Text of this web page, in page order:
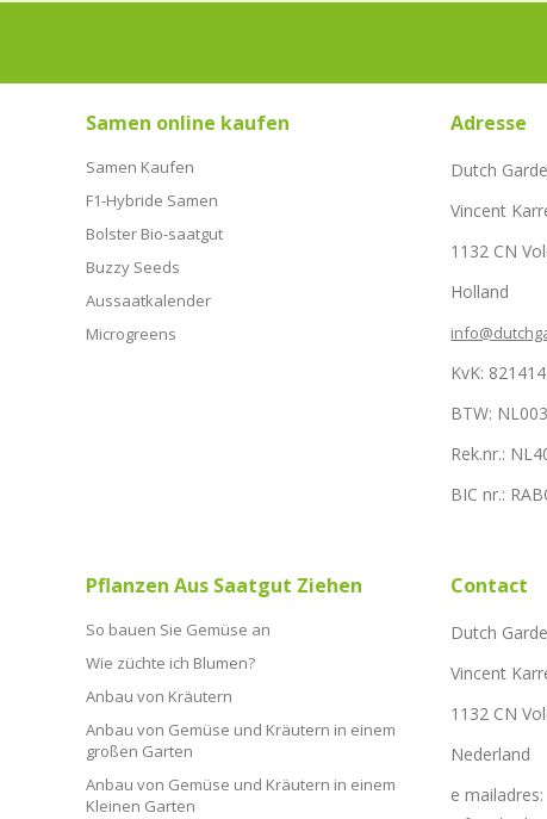
Samen online kaufen
Samen Kaufen
F1-Hybride Samen
Bolster Bio-saatgut
Buzzy Seeds
Aussaatkalender
Microgreens
Adresse
Dutch
Vincent
1132 CN
Holland
KvK:
BTW:
Rek.nr.:
BIC nr.:
Pflanzen Aus Saatgut Ziehen
So bauen Sie Gemüse an
Wie züchte ich Blumen?
Anbau von Kräutern
Anbau von Gemüse und Kräutern in einem
großen Garten
Anbau von Gemüse und Kräutern in einem
Kleinen Garten
Contact
Dutch
Vincent
1132 CN
Nederland
e mailadres: